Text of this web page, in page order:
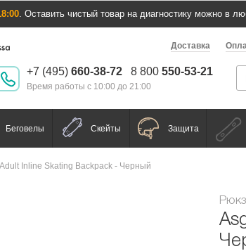
. Оставить чистый товар на диагностику можно в
Доставка
+7 (495) 660-38-72 8 800 550-53-21
Время работы с 10:00 до 21:00
Беговелы Скейты Защита
Inline Skating Backpack - Черный